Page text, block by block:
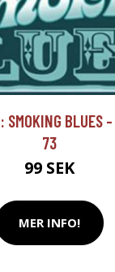
SMOKING BLUES
73
99 SEK
MER INFO!